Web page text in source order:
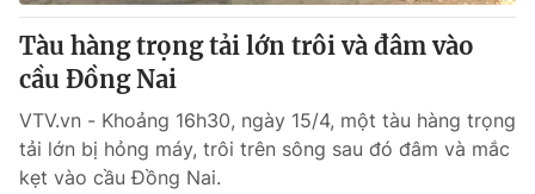
Tổng Biên tập:Vũ Thanh Thủy
Phó Tổng Biên tập:Nguyễn Thị Mỹ Hạnh, Phạm Quốc Thắng,
Nguyễn Trọng Ninh
024.38 355 931 - 024.38 355 932
Ðiện thoại Thời báo VTV:024.66 897 897
Email:toasoan@vtv.vn
Tàu hàng trọng tải lớn trôi và đâm vào
cầu Đồng Nai
VTV.vn - Khoảng 16h30, ngày 15/4, một tàu hàng trọng
tải lớn bị hỏng máy, trôi trên sông sau đó đâm và mắc
kẹt vào cầu Đồng Nai.